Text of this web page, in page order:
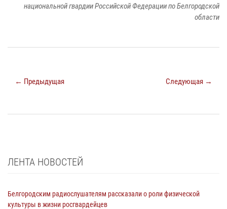
национальной гвардии Российской Федерации по Белгородской
области
← Предыдущая Следующая →
ЛЕНТА НОВОСТЕЙ
Белгородским радиослушателям рассказали о роли физической
культуры в жизни росгвардейцев